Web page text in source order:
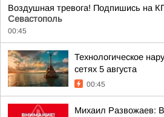
Воздушная тревога! Подпишись на
Севастополь
00:45
Технологическое
сетях 5 августа
00:45
Михаил Развожаев: